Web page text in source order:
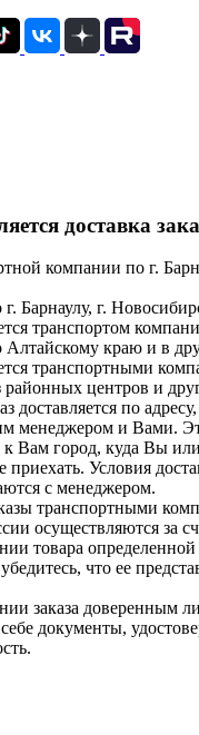
доставка
компании по г.
г. Барнаулу, г.
транспортом
Алтайскому краю и в
транспортными
районных центров и
доставляется по
менеджером и Вами.
Вам город, куда Вы
приехать. Условия
с менеджером.
транспортными
осуществляются за
товара определенной
что ее
заказа доверенным
документы,